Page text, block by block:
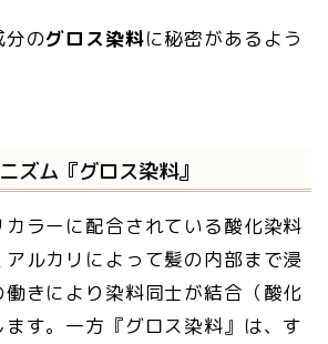
のグロス染料に秘密があるよう
ズム『グロス染料』
ラーに配合されている酸化染料
ルカリによって髪の内部まで浸
きにより染料同士が結合（酸化
す。一方『グロス染料』は、す